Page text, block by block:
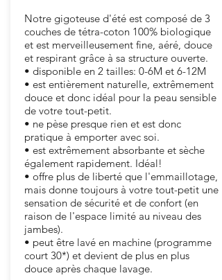
Notre gigoteuse d'été est composé de 3
couches de tétra-coton 100% biologique
et est merveilleusement fine, aéré, douce
et respirant grâce à sa structure ouverte.
• disponible en 2 tailles: 0-6M et 6-12M
• est entièrement naturelle, extrêmement
douce et donc idéal pour la peau sensible
de votre tout-petit.
• ne pèse presque rien et est donc
pratique à emporter avec soi.
• est extrêmement absorbante et sèche
également rapidement. Idéal!
• offre plus de liberté que l'emmaillotage,
mais donne toujours à votre tout-petit une
sensation de sécurité et de confort (en
raison de l'espace limité au niveau des
jambes).
• peut être lavé en machine (programme
court 30*) et devient de plus en plus
douce après chaque lavage.